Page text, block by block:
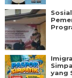
yang